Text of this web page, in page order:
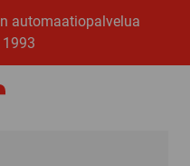
automaatiopalvelua